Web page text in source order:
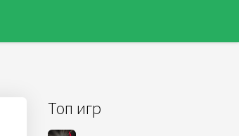
Топ игр